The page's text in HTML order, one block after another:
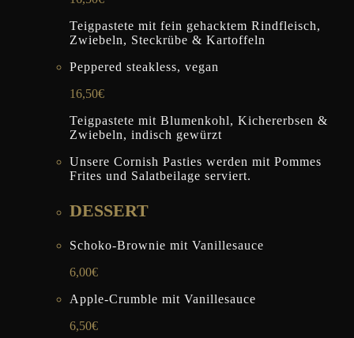
Teigpastete mit fein gehacktem Rindfleisch,
Zwiebeln, Steckrübe & Kartoffeln
Peppered steakless, vegan
16,50€
Teigpastete mit Blumenkohl, Kichererbsen &
Zwiebeln, indisch gewürzt
Unsere Cornish Pasties werden mit Pommes
Frites und Salatbeilage serviert.
DESSERT
Schoko-Brownie mit Vanillesauce
6,00€
Apple-Crumble mit Vanillesauce
6,50€